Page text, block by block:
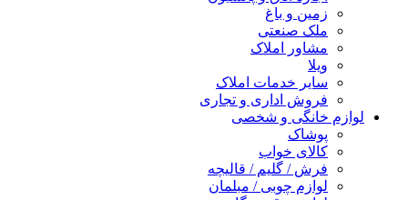
زمین و باغ
ملک صنعتی
مشاور املاک
ویلا
سایر خدمات املاک
فروش اداری و تجاری
لوازم خانگی و شخصی
پوشاک
کالای خواب
فرش / گلیم / قالیچه
لوازم چوبی / مبلمان